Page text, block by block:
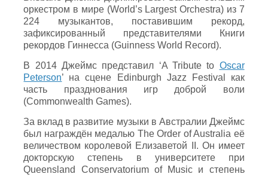
оркестром в мире (World’s Largest Orchestra) из 7
224 музыкантов, поставившим рекорд,
зафиксированный представителями Книги
рекордов Гиннесса (Guinness World Record).
В 2014 Джеймс представил ‘A Tribute to Oscar
Peterson’ на сцене Edinburgh Jazz Festival как
часть празднования игр доброй воли
(Commonwealth Games).
За вклад в развитие музыки в Австралии Джеймс
был награждён медалью The Order of Australia её
величеством королевой Елизаветой II. Он имеет
докторскую степень в университете при
Queensland Conservatorium of Music и степень